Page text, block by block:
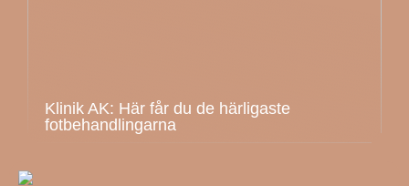
Klinik AK: Här får du de härligaste
fotbehandlingarna